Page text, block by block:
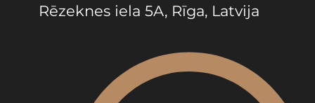
Rēzeknes iela 5A, Rīga, Latvija